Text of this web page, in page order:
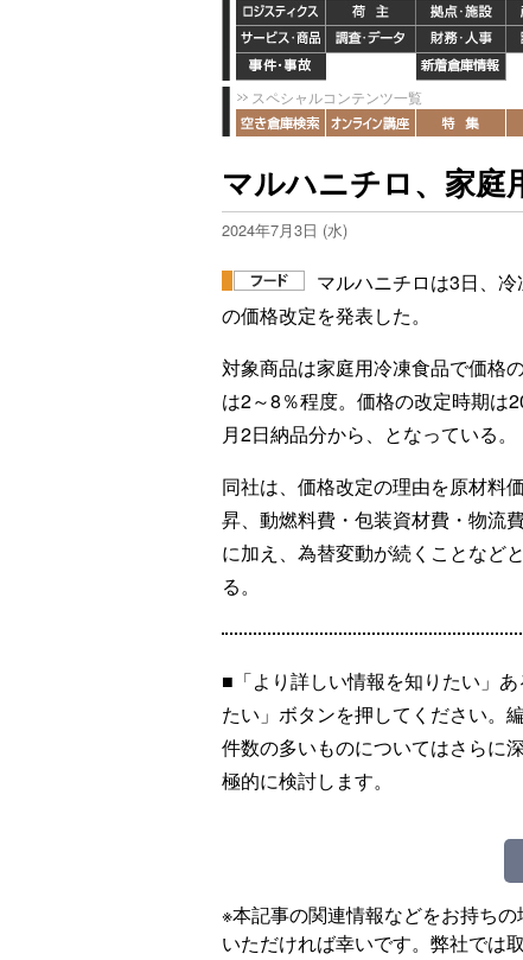
スペシャルコンテンツ一覧
マルハニチロ、家庭
2024年7月3日 (水)
マルハニチロは3日、冷
の価格改定を発表した。
対象商品は家庭用冷凍食品で価格
は2～8％程度。価格の改定時期は
月2日納品分から、となっている。
同社は、価格改定の理由を原材料
昇、動燃料費・包装資材費・物流
に加え、為替変動が続くことなど
る。
■「より詳しい情報を知りたい」
たい」ボタンを押してください。
件数の多いものについてはさらに
極的に検討します。
※本記事の関連情報などをお持ち
いただければ幸いです。弊社では